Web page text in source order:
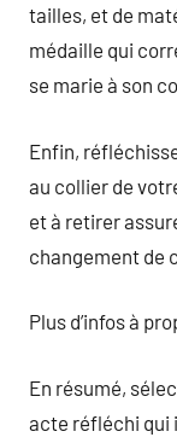
tailles, et de
médaille qui
se marie à son
Enfin,
au collier de
et à retirer
changement de
Plus d’infos à
En résumé,
acte réfléchi qui